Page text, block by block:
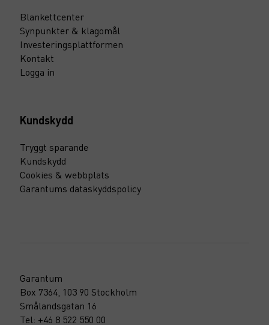
Blankettcenter
Synpunkter & klagomål
Investeringsplattformen
Kontakt
Logga in
Kundskydd
Tryggt sparande
Kundskydd
Cookies & webbplats
Garantums dataskyddspolicy
Garantum
Box 7364, 103 90 Stockholm
Smålandsgatan 16
Tel: +46 8 522 550 00